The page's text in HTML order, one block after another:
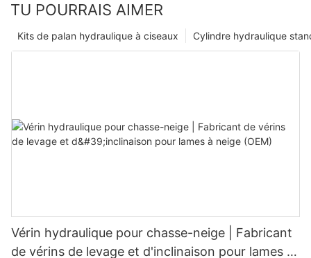
TU POURRAIS AIMER
Cylindre hydraulique
Kits de palan hydraulique à ciseaux
Vérin hydraulique pour chasse-neige | Fabricant
de vérins de levage et d'inclinaison pour lames à